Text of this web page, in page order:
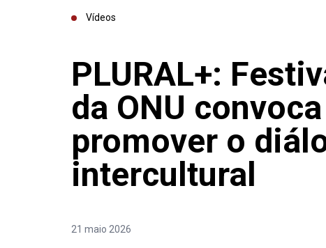
Vídeos
PLURAL+:
da ONU
promover o
intercultural
21 maio 2026